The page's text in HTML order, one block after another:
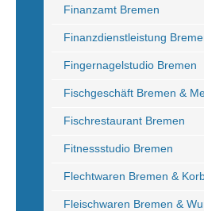
Finanzamt Bremen
Finanzdienstleistung
Fingernagelstudio Bremen
Fischgeschäft Bremen &
Fischrestaurant Bremen
Fitnessstudio Bremen
Flechtwaren Bremen &
Fleischwaren Bremen &